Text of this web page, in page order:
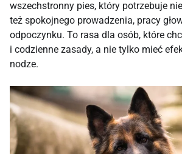
wszechstronny pies, który potrzebuje
też spokojnego prowadzenia, pracy
odpoczynku. To rasa dla osób, które
i codzienne zasady, a nie tylko mieć
nodze.